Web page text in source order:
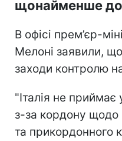
щонайменше до
В офісі прем’єр-
Мелоні заявили,
заходи контролю
"Італія не
з-за кордону щодо
та прикордонного